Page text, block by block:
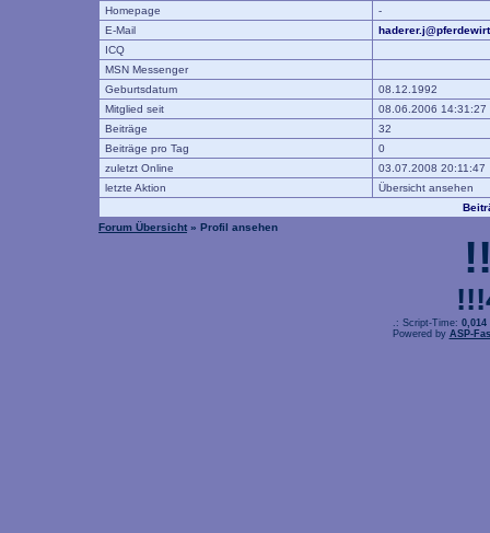
Homepage
-
E-Mail
ICQ
MSN Messenger
Geburtsdatum
08.12.1992
Mitglied seit
08.06.2006 14:31:27
Beiträge
32
Beiträge pro Tag
0
zuletzt Online
03.07.2008 20:11:47
letzte Aktion
Übersicht ansehen
Forum Übersicht » Profil ansehen
.: Script-Time: 0,014
Powered by ASP-